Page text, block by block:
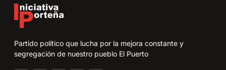
Partido político que lucha por la mejora constante y
segregación de nuestro pueblo El Puerto